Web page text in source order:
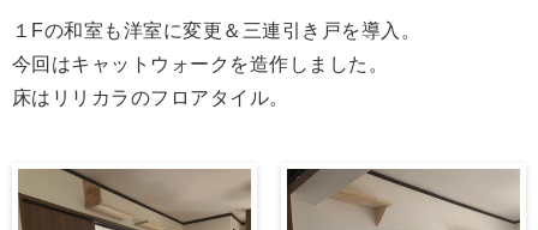
１Fの和室も洋室に変更＆三連引き戸を導入。
今回はキャットウォークを造作しました。
床はリリカラのフロアタイル。